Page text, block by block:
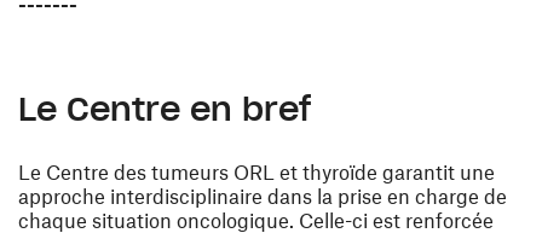
Le Centre en bref
Le Centre des tumeurs ORL et thyroïde garantit une
approche interdisciplinaire dans la prise en charge de
chaque situation oncologique. Celle-ci est renforcée